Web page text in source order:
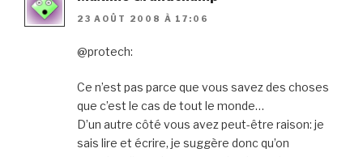
23 AOÛT 2008 À 17:06
@protech:
Ce n’est pas parce que vous savez des choses
que c’est le cas de tout le monde…
D’un autre côté vous avez peut-être raison: je
sais lire et écrire, je suggère donc qu’on